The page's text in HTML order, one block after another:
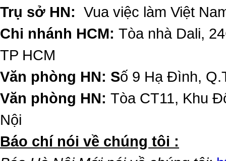
Trụ sở HN: Vua việc làm Việt
Chi nhánh HCM: Tòa nhà Dali,
TP HCM
Văn phòng HN: Số 9 Hạ Đình,
Văn phòng HN: Tòa CT11, Khu
Nội
​Báo chí nói về chúng tôi :